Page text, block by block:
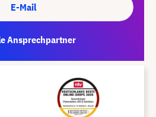
E-Mail
Ansprechpartner